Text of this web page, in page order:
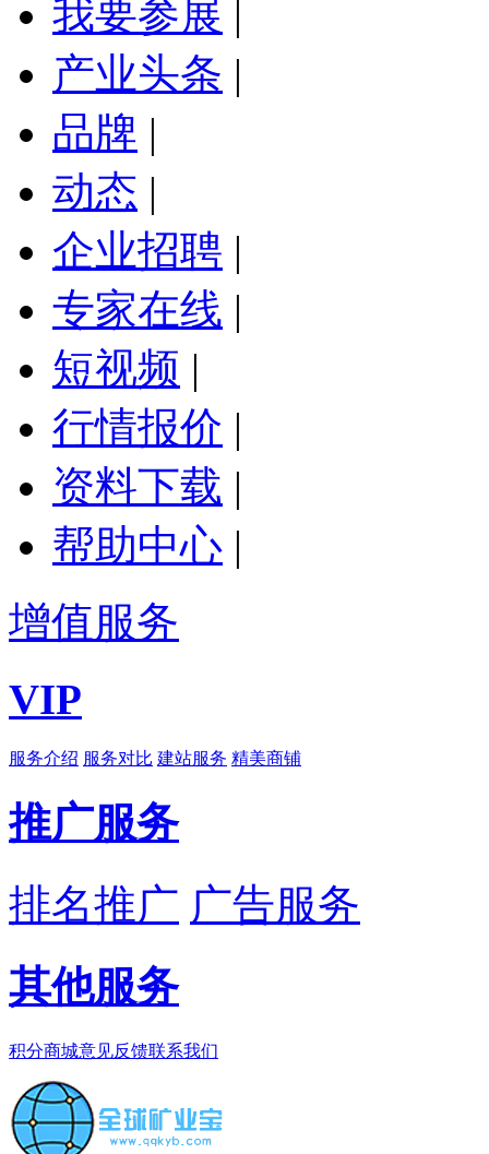
我要参展 |
产业头条 |
品牌 |
动态 |
企业招聘 |
专家在线 |
短视频 |
行情报价 |
资料下载 |
帮助中心 |
增值服务
VIP
服务介绍 服务对比 建站服务 精美商铺
推广服务
排名推广 广告服务
其他服务
积分商城意见反馈联系我们